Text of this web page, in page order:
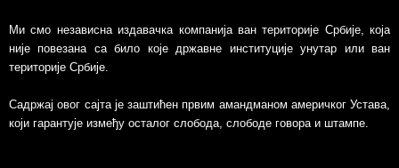
Ми смо независна издавачка компанија ван територије Србије, којa
није повезанa са било које државне институције унутар или ван
територије Србије.
Садржај овог сајта је заштићен првим амандманом америчког Устава,
који гарантује између осталог слобода, слободе говора и штампе.